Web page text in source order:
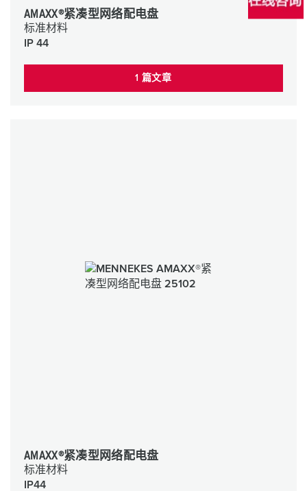
AMAXX®紧凑型网络配电盘
标准材料
IP 44
1 篇文章
AMAXX®紧凑型网络配电盘
标准材料
IP44